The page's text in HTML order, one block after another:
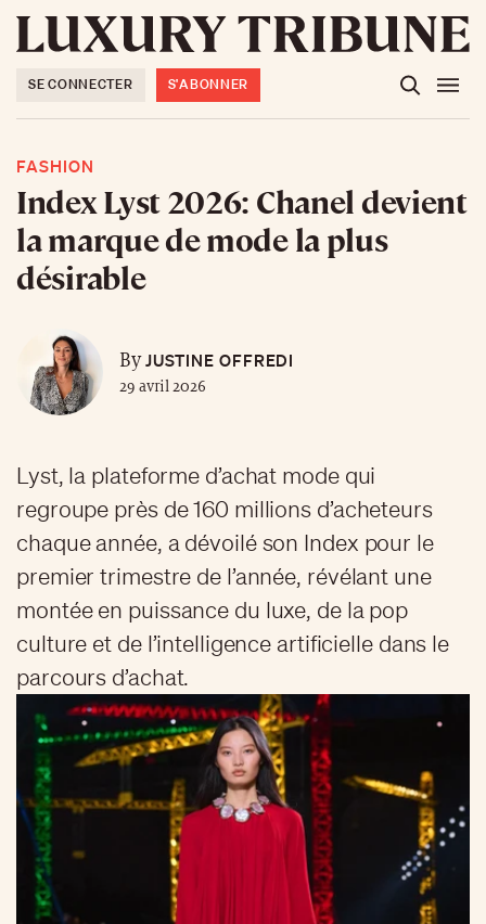
SE CONNECTER S'ABONNER
FASHION
Index Lyst 2026: Chanel devient
la marque de mode la plus
désirable
ByJUSTINE OFFREDI
29 avril 2026
Lyst, la plateforme d’achat mode qui
regroupe près de 160 millions d’acheteurs
chaque année, a dévoilé son Index pour le
premier trimestre de l’année, révélant une
montée en puissance du luxe, de la pop
culture et de l’intelligence artificielle dans le
parcours d’achat.